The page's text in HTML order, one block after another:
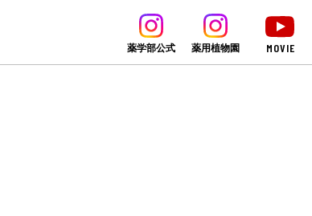
薬学部公式 薬用植物園 MOVIE